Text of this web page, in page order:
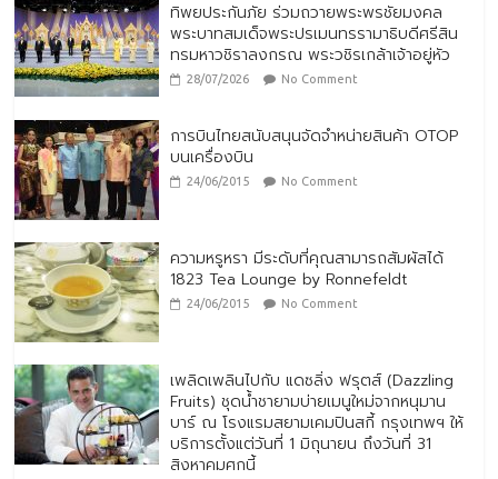
ทิพยประกันภัย ร่วมถวายพระพรชัยมงคล
พระบาทสมเด็จพระปรเมนทรรามาธิบดีศรีสิน
ทรมหาวชิราลงกรณ พระวชิรเกล้าเจ้าอยู่หัว
28/07/2026 No Comment
การบินไทยสนับสนุนจัดจำหน่ายสินค้า OTOP
บนเครื่องบิน
24/06/2015 No Comment
ความหรูหรา มีระดับที่คุณสามารถสัมผัสได้
1823 Tea Lounge by Ronnefeldt
24/06/2015 No Comment
เพลิดเพลินไปกับ แดซลิ่ง ฟรุตส์ (Dazzling
Fruits) ชุดน้ำชายามบ่ายเมนูใหม่จากหนุมาน
บาร์ ณ โรงแรมสยามเคมปินสกี้ กรุงเทพฯ ให้
บริการตั้งแต่วันที่ 1 มิถุนายน ถึงวันที่ 31
สิงหาคมศกนี้